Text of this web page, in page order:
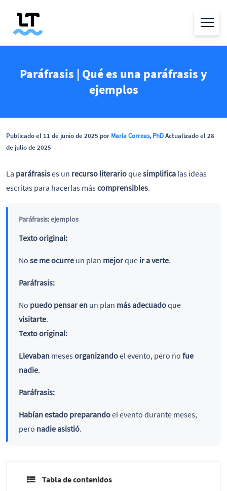
Paráfrasis | Qué es una paráfrasis y
ejemplos
Publicado el 11 de junio de 2025 por María Correas, PhDActualizado el 28
de julio de 2025
La paráfrasises un recurso literarioquesimplifica las ideas
escritas para hacerlas máscomprensibles.
Paráfrasis: ejemplos
Texto original:
No se me ocurreun plan mejorque ir a verte.
Paráfrasis:
No puedo pensar enun plan más adecuadoque
visitarte.
Texto original:
Llevabanmeses organizandoel evento, pero no fue
nadie.
Paráfrasis:
Habían estado preparandoel evento durante meses,
pero nadie asistió.
Tabla de contenidos